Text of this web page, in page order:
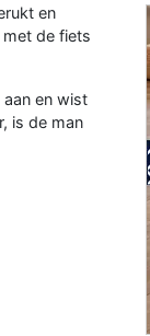
en
de fiets
en wist
is de man